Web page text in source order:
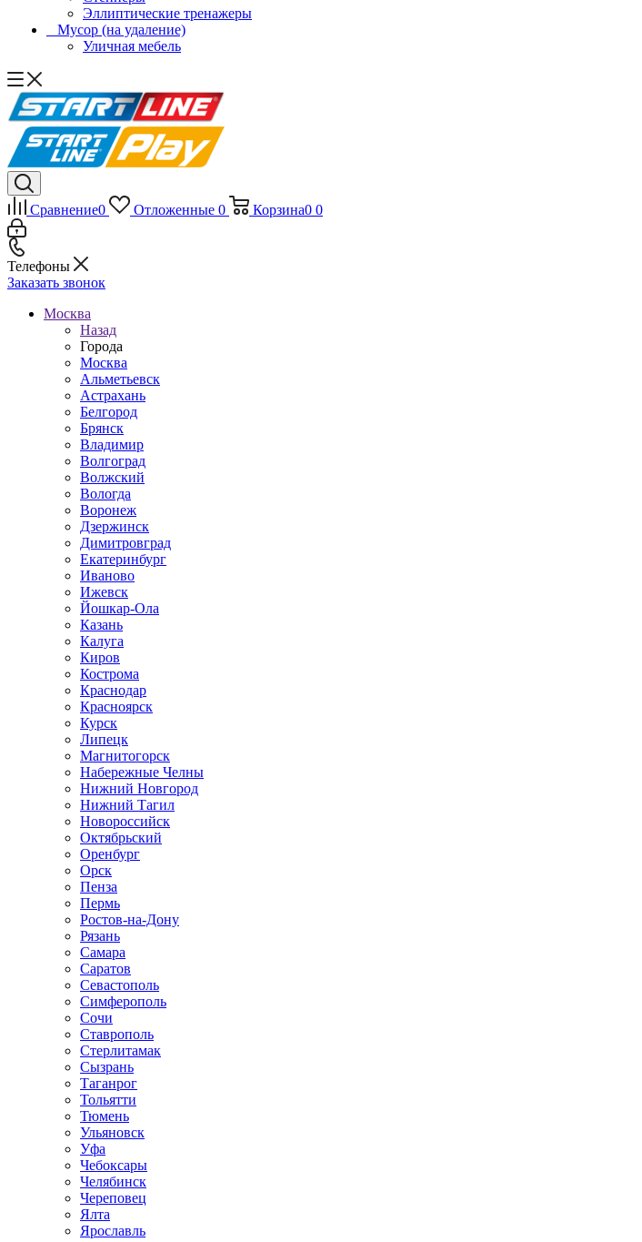
Эллиптические тренажеры
_ Мусор (на удаление)
Уличная мебель
Сравнение0 Отложенные 0 Корзина0 0
Телефоны
Заказать звонок
Москва
Назад
Города
Москва
Альметьевск
Астрахань
Белгород
Брянск
Владимир
Волгоград
Волжский
Вологда
Воронеж
Дзержинск
Димитровград
Екатеринбург
Иваново
Ижевск
Йошкар-Ола
Казань
Калуга
Киров
Кострома
Краснодар
Красноярск
Курск
Липецк
Магнитогорск
Набережные Челны
Нижний Новгород
Нижний Тагил
Новороссийск
Октябрьский
Оренбург
Орск
Пенза
Пермь
Ростов-на-Дону
Рязань
Самара
Саратов
Севастополь
Симферополь
Сочи
Ставрополь
Стерлитамак
Сызрань
Таганрог
Тольятти
Тюмень
Ульяновск
Уфа
Чебоксары
Челябинск
Череповец
Ялта
Ярославль